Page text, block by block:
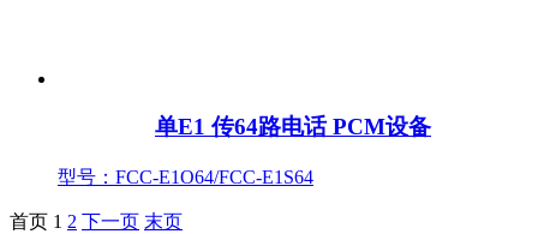
单E1 传64路电话 PCM设备
型号：FCC-E1O64/FCC-E1S64
首页 1 2 下一页 末页